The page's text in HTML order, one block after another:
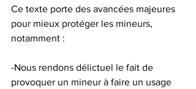
Ce texte porte des avancées majeures
pour mieux protéger les mineurs,
notamment :
-Nous rendons délictuel le fait de
provoquer un mineur à faire un usage